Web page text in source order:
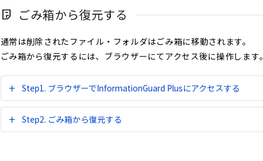
ごみ箱から復元する
通常は削除されたファイル・フォルダはごみ箱に移動されます。
ごみ箱から復元するには、ブラウザーにてアクセス後に操作します。
Step1. ブラウザーでInformationGuard Plusにアクセスする
Step2. ごみ箱から復元する